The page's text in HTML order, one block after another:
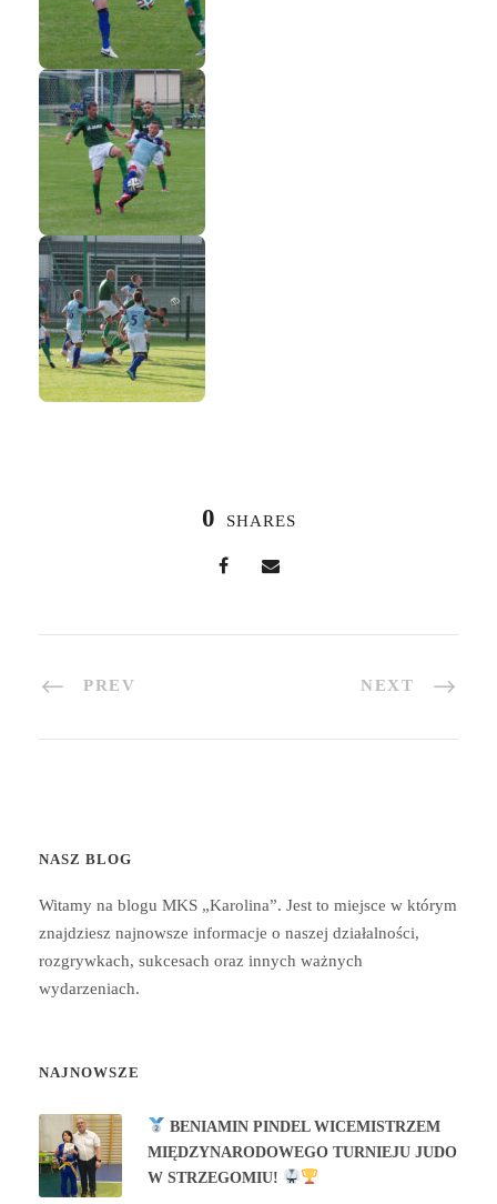
0 SHARES
PREV NEXT
NASZ BLOG
Witamy na blogu MKS „Karolina”. Jest to miejsce w którym
znajdziesz najnowsze informacje o naszej działalności,
rozgrywkach, sukcesach oraz innych ważnych
wydarzeniach.
NAJNOWSZE
BENIAMIN PINDEL WICEMISTRZEM
MIĘDZYNARODOWEGO TURNIEJU JUDO
W STRZEGOMIU!